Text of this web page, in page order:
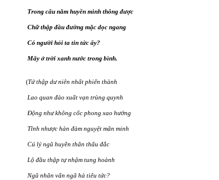
Trong câu năm huyền mình thông được
Chữ thập đầu đường mặc dọc ngang
Có người hỏi ta tin tức ấy?
Mây ở trời xanh nước trong bình.
(Tứ thập dư niên nhất phiến thành
Lao quan đào xuất vạn trùng quynh
Động như không cốc phong xao hưởng
Tĩnh nhược hàn đàm nguyệt mãn minh
Cú lý ngũ huyền thân thấu đắc
Lộ đầu thập tự nhậm tung hoành
Ngũ nhân vấn ngã hà tiêu tức?